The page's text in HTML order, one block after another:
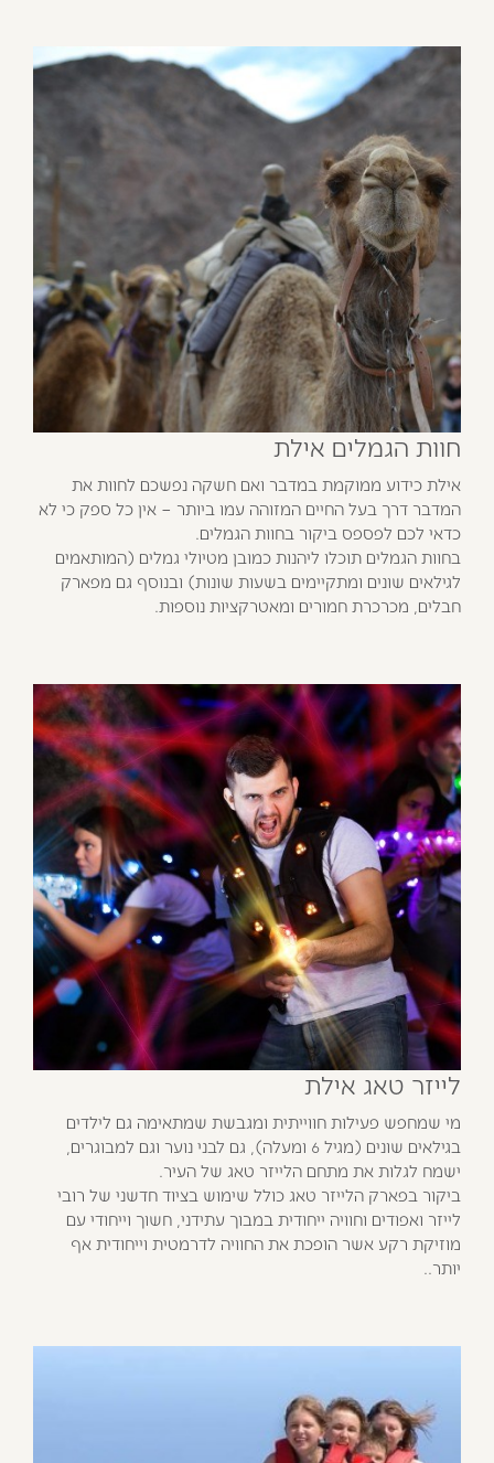
חוות הגמלים אילת
אילת כידוע ממוקמת במדבר ואם חשקה נפשכם לחוות את
המדבר דרך בעל החיים המזוהה עמו ביותר – אין כל ספק כי לא
כדאי לכם לפספס ביקור בחוות הגמלים.
בחוות הגמלים תוכלו ליהנות כמובן מטיולי גמלים (המותאמים
לגילאים שונים ומתקיימים בשעות שונות) ובנוסף גם מפארק
חבלים, מכרכרת חמורים ומאטרקציות נוספות.
לייזר טאג אילת
מי שמחפש פעילות חווייתית ומגבשת שמתאימה גם לילדים
בגילאים שונים (מגיל 6 ומעלה), גם לבני נוער וגם למבוגרים,
ישמח לגלות את מתחם הלייזר טאג של העיר.
ביקור בפארק הלייזר טאג כולל שימוש בציוד חדשני של רובי
לייזר ואפודים וחוויה ייחודית במבוך עתידני, חשוך וייחודי עם
מוזיקת רקע אשר הופכת את החוויה לדרמטית וייחודית אף
יותר..